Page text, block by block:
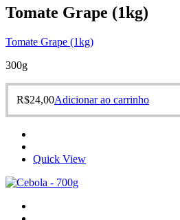
Tomate Grape (1kg)
Tomate Grape (1kg)
300g
R$24,00Adicionar ao carrinho
Quick View